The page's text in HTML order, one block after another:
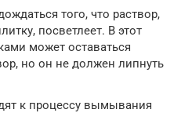
того, что раствор,
посветлеет. В этот
может оставаться
но он не должен липнуть
к процессу вымывания